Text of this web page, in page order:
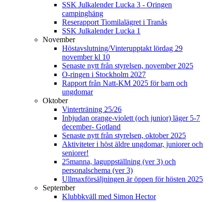
SSK Julkalender Lucka 3 - Oringen
campinghäng
Reserapport Tiomilalägret i Tranås
SSK Julkalender Lucka 1
November
Höstavslutning/Vinterupptakt lördag 29
november kl 10
Senaste nytt från styrelsen, november 2025
O-ringen i Stockholm 2027
Rapport från Natt-KM 2025 för barn och
ungdomar
Oktober
Vinterträning 25/26
Inbjudan orange-violett (och junior) läger 5-7
december- Gotland
Senaste nytt från styrelsen, oktober 2025
Aktiviteter i höst äldre ungdomar, juniorer och
seniorer!
25manna, laguppställning (ver 3) och
personalschema (ver 3)
Ullmaxförsäljningen är öppen för hösten 2025
September
Klubbkväll med Simon Hector